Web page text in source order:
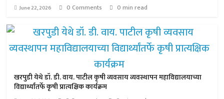
June 22, 2026 0 Comments 0 min read
खरपुडी येथे डॉ. डी. वाय. पाटील कृषी व्यवसाय व्यवस्थापन महाविद्यालयाच्या
विद्यार्थ्यांतर्फे कृषी प्रात्यक्षिक कार्यक्रम